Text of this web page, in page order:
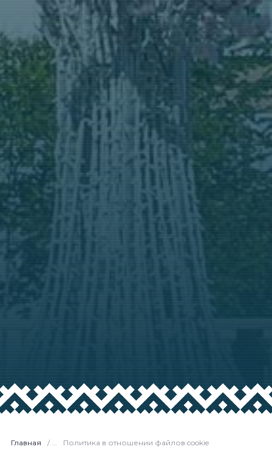
Главная / ... Политика в отношении файлов cookie